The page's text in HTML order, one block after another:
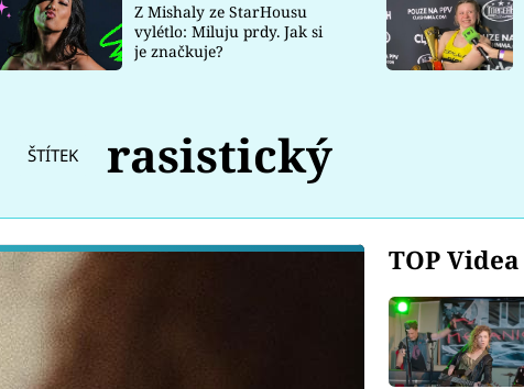
Z Mishaly ze StarHousu
vylétlo: Miluju prdy. Jak si
je značkuje?
ŠTÍTEK rasistický
TOP Videa